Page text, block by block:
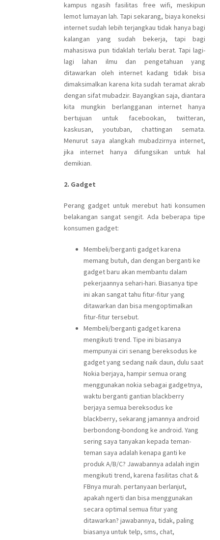
kampus ngasih fasilitas free wifi, meskipun
lemot lumayan lah. Tapi sekarang, biaya koneksi
internet sudah lebih terjangkau tidak hanya bagi
kalangan yang sudah bekerja, tapi bagi
mahasiswa pun tidaklah terlalu berat. Tapi lagi-
lagi lahan ilmu dan pengetahuan yang
ditawarkan oleh internet kadang tidak bisa
dimaksimalkan karena kita sudah teramat akrab
dengan sifat mubadzir. Bayangkan saja, diantara
kita mungkin berlangganan internet hanya
bertujuan untuk facebookan, twitteran,
kaskusan, youtuban, chattingan semata.
Menurut saya alangkah mubadzirnya internet,
jika internet hanya difungsikan untuk hal
demikian.
2. Gadget
Perang gadget untuk merebut hati konsumen
belakangan sangat sengit. Ada beberapa tipe
konsumen gadget:
Membeli/berganti gadget karena
memang butuh, dan dengan berganti ke
gadget baru akan membantu dalam
pekerjaannya sehari-hari. Biasanya tipe
ini akan sangat tahu fitur-fitur yang
ditawarkan dan bisa mengoptimalkan
fitur-fitur tersebut.
Membeli/berganti gadget karena
mengikuti trend. Tipe ini biasanya
mempunyai ciri senang bereksodus ke
gadget yang sedang naik daun, dulu saat
Nokia berjaya, hampir semua orang
menggunakan nokia sebagai gadgetnya,
waktu berganti gantian blackberry
berjaya semua bereksodus ke
blackberry, sekarang jamannya android
berbondong-bondong ke android. Yang
sering saya tanyakan kepada teman-
teman saya adalah kenapa ganti ke
produk A/B/C? Jawabannya adalah ingin
mengikuti trend, karena fasilitas chat &
FBnya murah. pertanyaan berlanjut,
apakah ngerti dan bisa menggunakan
secara optimal semua fitur yang
ditawarkan? jawabannya, tidak, paling
biasanya untuk telp, sms, chat,